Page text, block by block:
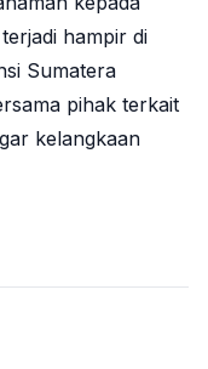
hampir di
Sumatera
pihak terkait
kelangkaan